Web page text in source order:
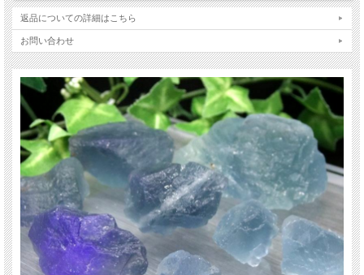
下さい。
フローライトは産地で色も異なり、透明度の高いライムグリーンや、
様々な色が混ざり合ったマルチカラータイプ、そして紫外線で青く発光するもの
など、
様々な色で産出する神秘的な天然石です
限定入荷です、お買い逃しなく！！
【意味合い云われ・伝承等】
受験のお守り
ネガティブな感情を解消する
抑圧された感情の解放 etc.
ご注意事項
※フローライトの特性上、欠けやすくなっています。取り扱いには御注意くださ
い。
※天然石ですので細かなカケや凹み、歪な部分やクラックなどがある場合があり
ます。
※出来る限り自然な色みになるよう撮影を心がけておりますが、お使いのディス
プレイ環境によって表示される色みに差が出る場合があります。 ご了承くださ
返品についての詳細はこちら
お問い合わせ